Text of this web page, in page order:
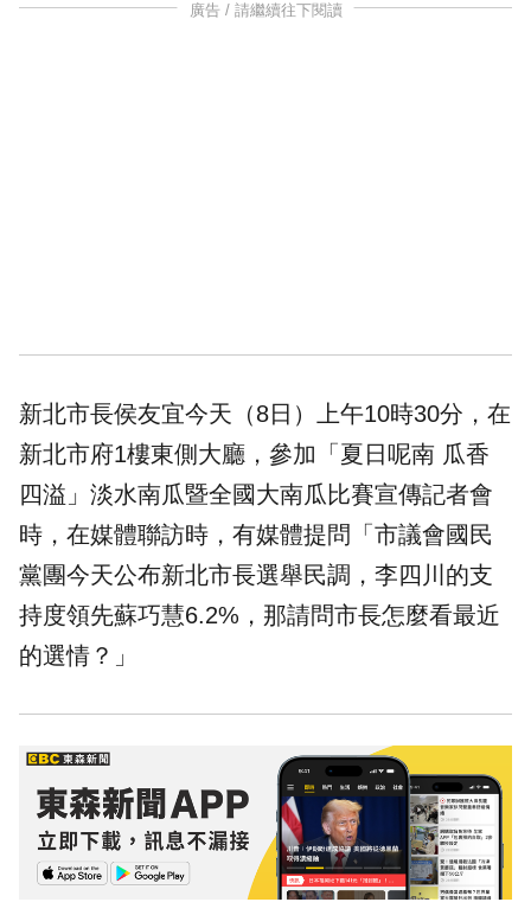
廣告 / 請繼續往下閱讀
新北市長侯友宜今天（8日）上午10時30分，在
新北市府1樓東側大廳，參加「夏日呢南 瓜香
四溢」淡水南瓜暨全國大南瓜比賽宣傳記者會
時，在媒體聯訪時，有媒體提問「市議會國民
黨團今天公布新北市長選舉民調，李四川的支
持度領先蘇巧慧6.2%，那請問市長怎麼看最近
的選情？」